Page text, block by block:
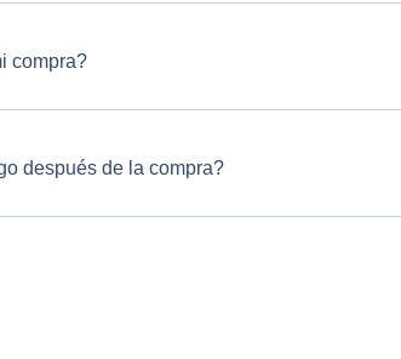
compra?
después de la compra?